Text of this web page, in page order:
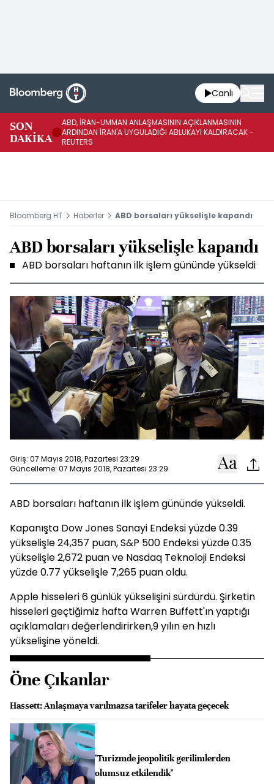
Canlı
SON
DAKİKA
ABD, İRAN-UMMAN ANLAŞMASININ AÇIKLANMASININ
ARDINDAN İRAN'A UYGULADIĞI ABLUKAYI KALDIRACAK -
REUTERS
Bloomberg HT Haberler ABD borsaları yükselişle kapandı
ABD borsaları yükselişle kapandı
ABD borsaları haftanın ilk işlem gününde yükseldi
Giriş: 07 Mayıs 2018, Pazartesi 23:29
Güncelleme: 07 Mayıs 2018, Pazartesi 23:29
ABD borsaları haftanın ilk işlem gününde yükseldi.
Kapanışta Dow Jones Sanayi Endeksi yüzde 0.39
yükselişle 24,357 puan, S&P 500 Endeksi yüzde 0.35
yükselişle 2,672 puan ve Nasdaq Teknoloji Endeksi
yüzde 0.77 yükselişle 7,265 puan oldu.
Apple hisseleri 6 günlük yükselişini sürdürdü. Şirketin
hisseleri geçtiğimiz hafta Warren Buffett'ın yaptığı
açıklamaları değerlendirirken,9 yılın en hızlı
yükselişine yöneldi.
Öne Çıkanlar
Hassett: Anlaşmaya varılmazsa tarifeler hayata geçecek
"Turizmde jeopolitik gerilimlerden
olumsuz etkilendik"